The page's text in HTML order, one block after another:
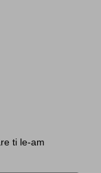
ti le-am